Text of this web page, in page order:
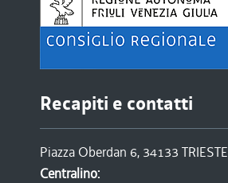
Recapiti e contatti
Piazza Oberdan 6, 34133 TRIESTE
Centralino: